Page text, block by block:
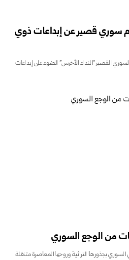
سوري قصير عن إبداعات ذوي
القصير "النداء الأخرس" الضوء على إبداعات
من الوجع السوري
بجذورها التراثية وروحها المعاصرة متنقلة